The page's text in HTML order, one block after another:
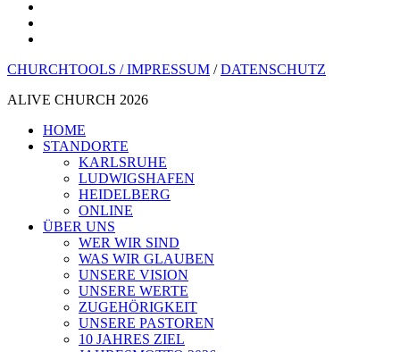
CHURCHTOOLS /IMPRESSUM /DATENSCHUTZ
ALIVE CHURCH 2026
Menü
schließen
HOME
STANDORTE
KARLSRUHE
LUDWIGSHAFEN
HEIDELBERG
ONLINE
ÜBER UNS
WER WIR SIND
WAS WIR GLAUBEN
UNSERE VISION
UNSERE WERTE
ZUGEHÖRIGKEIT
UNSERE PASTOREN
10 JAHRES ZIEL